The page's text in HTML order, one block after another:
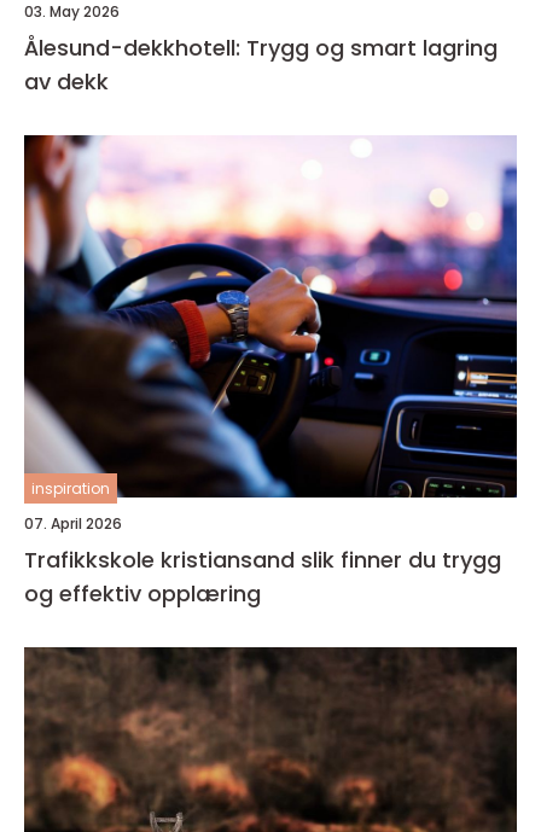
03. May 2026
Ålesund-dekkhotell: Trygg og smart lagring
av dekk
inspiration
07. April 2026
Trafikkskole kristiansand slik finner du trygg
og effektiv opplæring